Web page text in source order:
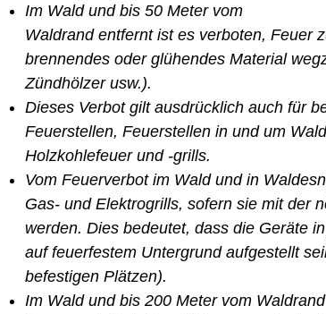
Im Wald und bis 50 Meter vom
Waldrand entfernt ist es verboten, Feuer
brennendes oder glühendes Material
Zündhölzer usw.).
Dieses Verbot gilt ausdrücklich auch für
Feuerstellen, Feuerstellen in und um
Holzkohlefeuer und -grills.
Vom Feuerverbot im Wald und in
Gas- und Elektrogrills, sofern sie mit der
werden. Dies bedeutet, dass die Geräte
auf feuerfestem Untergrund aufgestellt
befestigen Plätzen).
Im Wald und bis 200 Meter vom